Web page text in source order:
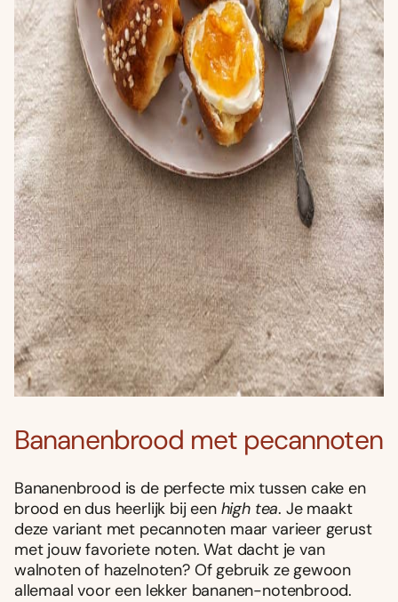
Bananenbrood met pecannoten
Bananenbrood is de perfecte mix tussen cake en
brood en dus heerlijk bij een high tea. Je maakt
deze variant met pecannoten maar varieer gerust
met jouw favoriete noten. Wat dacht je van
walnoten of hazelnoten? Of gebruik ze gewoon
allemaal voor een lekker bananen-notenbrood.